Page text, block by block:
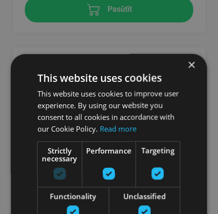
Pasūtīt
TANK M4 TRENIŅU RAGAVAS
TORQUE FITNESS
3146.00€
×
This website uses cookies
This website uses cookies to improve user
experience. By using our website you
consent to all cookies in accordance with
our Cookie Policy. Read more
Strictly
necessary
Performance Targeting
Functionality Unclassified